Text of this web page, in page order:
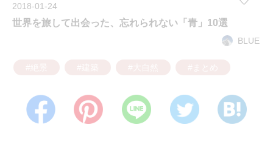
2018-01-24
世界を旅して出会った、忘れられない「青」10選
BLUE